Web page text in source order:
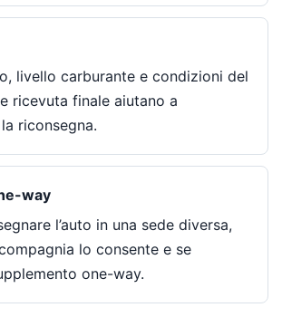
livello carburante e condizioni del
ricevuta finale aiutano a
riconsegna.
way
l’auto in una sede diversa,
lo consente e se
one-way.